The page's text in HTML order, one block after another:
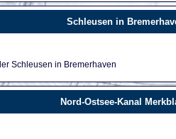
Schleusen in
Schleusen in Bremerhaven
Nord-Ostsee-Kanal